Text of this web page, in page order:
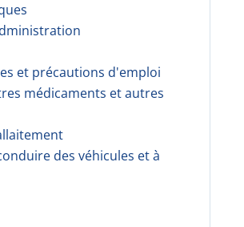
et précautions d'emploi
médicaments et autres
des véhicules et à